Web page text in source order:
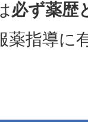
必ず薬歴
薬指導に